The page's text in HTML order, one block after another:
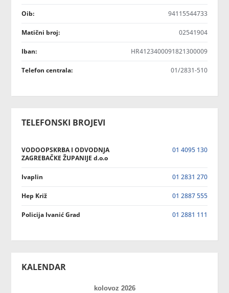
Oib: 94115544733
Matični broj: 02541904
Iban: HR4123400091821300009
Telefon centrala: 01/2831-510
TELEFONSKI BROJEVI
VODOOPSKRBA I ODVODNJA
ZAGREBAČKE ŽUPANIJE d.o.o
01 4095 130
Ivaplin 01 2831 270
Hep Križ 01 2887 555
Policija Ivanić Grad 01 2881 111
KALENDAR
kolovoz 2026